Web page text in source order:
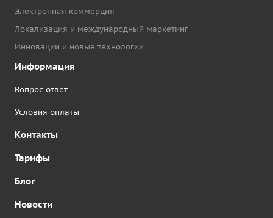
Электронная коммерция
Локализация и международный маркетинг
Инновации и новые технологии
Информация
Вопрос-ответ
Условия оплаты
Контакты
Тарифы
Блог
Новости